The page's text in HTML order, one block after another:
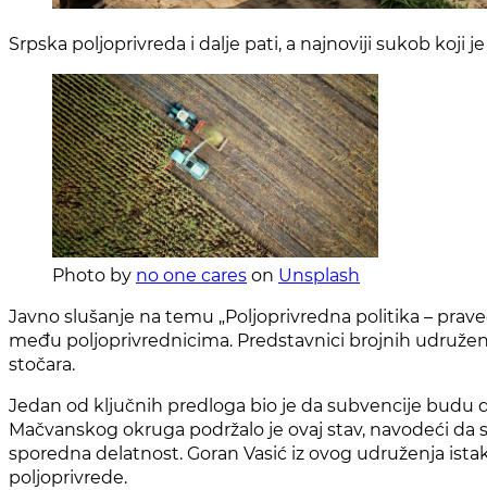
Srpska poljoprivreda i dalje pati, a najnoviji sukob koji
Photo by no one cares on Unsplash
Javno slušanje na temu „Poljoprivredna politika –
među poljoprivrednicima. Predstavnici brojnih
stočara.
Jedan od ključnih predloga bio je da subvencije budu
Mačvanskog okruga podržalo je ovaj stav, navodeći
sporedna delatnost. Goran Vasić iz ovog udruženja
poljoprivrede.